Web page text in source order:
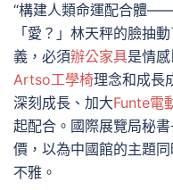
“構建人類命運配合體
「愛？」林天秤的臉抽
義，必須辦公家具是情
Artso工學椅理念和成長
深刻成長、加大Funte電
起配合。國際展覽局秘
價，以為中國館的主題
不雅。